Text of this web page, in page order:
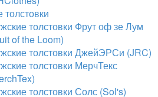
толстовки Фрут оф зе Лум
of the Loom)
толстовки ДжейЭРСи (JRC)
толстовки МерчТекс
толстовки Солс (Sol's)